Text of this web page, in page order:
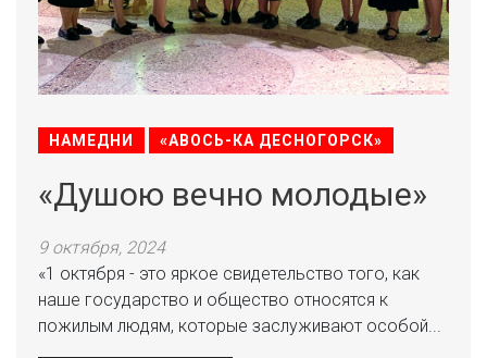
НАМЕДНИ «АВОСЬ-КА ДЕСНОГОРСК»
«Душою вечно молодые»
9 октября, 2024
«1 октября - это яркое свидетельство того, как
наше государство и общество относятся к
пожилым людям, которые заслуживают особой...